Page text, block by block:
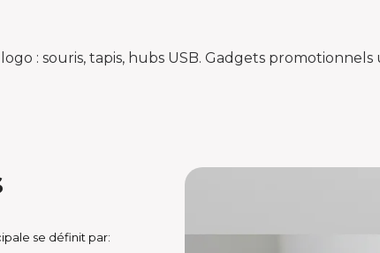
: souris, tapis, hubs USB. Gadgets
se définit par: